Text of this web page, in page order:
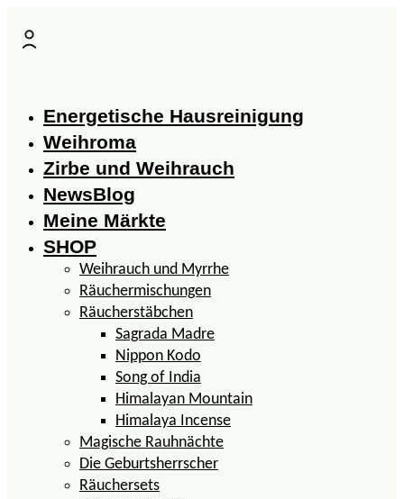
Inhalt
Energetische Hausreinigung
Weihroma
Zirbe und Weihrauch
NewsBlog
Meine Märkte
SHOP
Weihrauch und Myrrhe
Räuchermischungen
Räucherstäbchen
Sagrada Madre
Nippon Kodo
Song of India
Himalayan Mountain
Himalaya Incense
Magische Rauhnächte
Die Geburtsherrscher
Räuchersets